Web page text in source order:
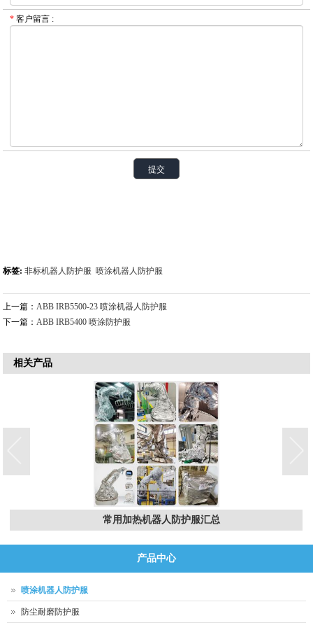
* 客户留言 :
标签: 非标机器人防护服 喷涂机器人防护服
上一篇：ABB IRB5500-23 喷涂机器人防护服
下一篇：ABB IRB5400 喷涂防护服
相关产品
常用加热机器人防护服汇总
产品中心
喷涂机器人防护服
防尘耐磨防护服